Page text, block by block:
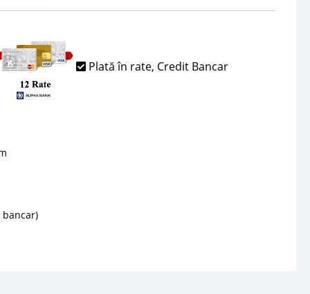
Plată în rate, Credit Bancar